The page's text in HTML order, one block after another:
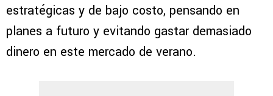
estratégicas y de bajo costo, pensando en
planes a futuro y evitando gastar demasiado
dinero en este mercado de verano.